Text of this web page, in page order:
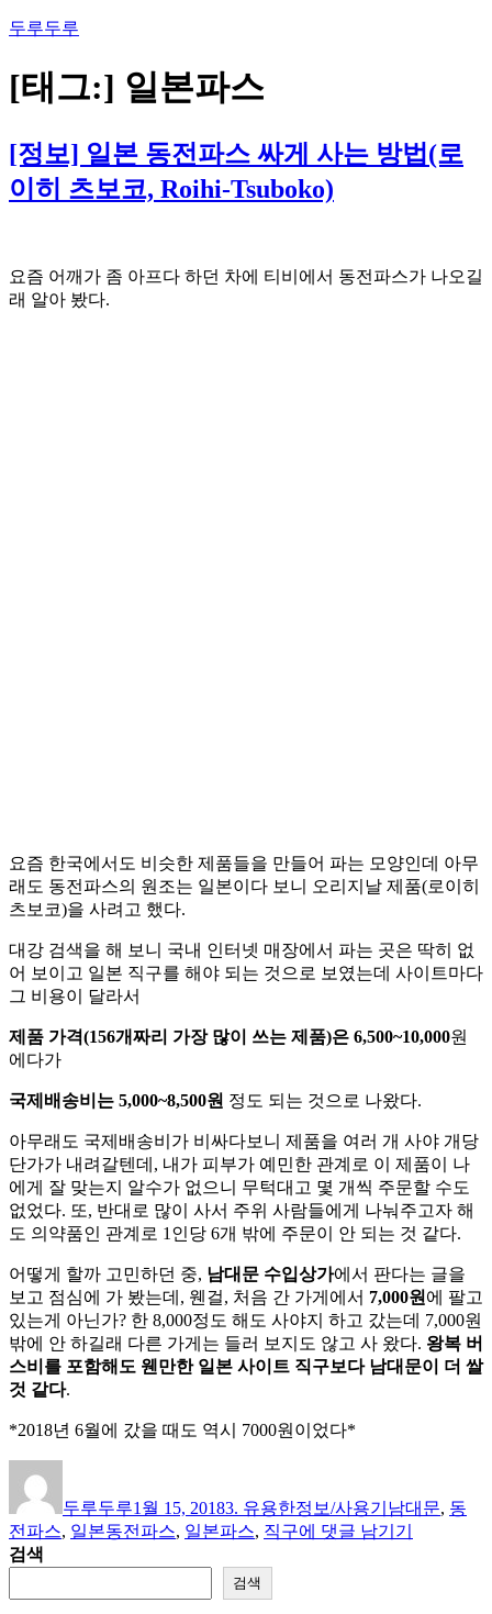
콘
츠
로
로
가
기
두루두루
[태그:] 일본파스
[정보] 일본 동전파스 싸게 사는 방법(로
이히 츠보코, Roihi-Tsuboko)
요즘 어깨가 좀 아프다 하던 차에 티비에서 동전파스가 나오길
래 알아 봤다.
요즘 한국에서도 비슷한 제품들을 만들어 파는 모양인데 아무
래도 동전파스의 원조는 일본이다 보니 오리지날 제품(로이히
츠보코)을 사려고 했다.
대강 검색을 해 보니 국내 인터넷 매장에서 파는 곳은 딱히 없
어 보이고 일본 직구를 해야 되는 것으로 보였는데 사이트마다
그 비용이 달라서
제품 가격(156개짜리 가장 많이 쓰는 제품)은 6,500~10,000원
에다가
국제배송비는 5,000~8,500원 정도 되는 것으로 나왔다.
아무래도 국제배송비가 비싸다보니 제품을 여러 개 사야 개당
단가가 내려갈텐데, 내가 피부가 예민한 관계로 이 제품이 나
에게 잘 맞는지 알수가 없으니 무턱대고 몇 개씩 주문할 수도
없었다. 또, 반대로 많이 사서 주위 사람들에게 나눠주고자 해
도 의약품인 관계로 1인당 6개 밖에 주문이 안 되는 것 같다.
어떻게 할까 고민하던 중, 남대문 수입상가에서 판다는 글을
보고 점심에 가 봤는데, 웬걸, 처음 간 가게에서 7,000원 에 팔고
있는게 아닌가? 한 8,000정도 해도 사야지 하고 갔는데 7,000원
밖에 안 하길래 다른 가게는 들러 보지도 않고 사 왔다. 왕복 버
스비를 포함해도 웬만한 일본 사이트 직구보다 남대문이 더 쌀
것 같다.
*2018년 6월에 갔을 때도 역시 7000원이었다*
이
두루두루일
자
1월 15, 2018고
리
3. 유용한정보/사용기 남대문, 동
전파스, 일본동전파스, 일본파스, 직구[정
에 댓글 남기기
검색
검색